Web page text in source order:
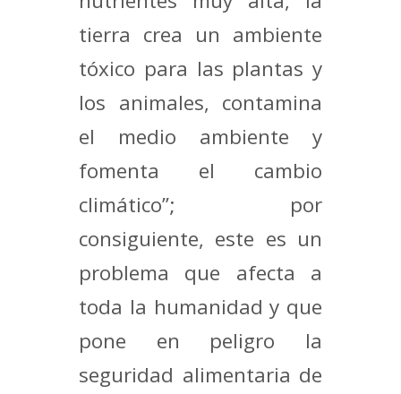
tierra crea un ambiente
tóxico para las plantas y
los animales, contamina
el medio ambiente y
fomenta el cambio
climático”; por
consiguiente, este es un
problema que afecta a
toda la humanidad y que
pone en peligro la
seguridad alimentaria de